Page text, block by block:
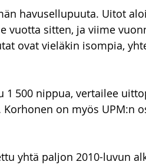
havusellupuuta. Uitot
vuotta sitten, ja viime
ovat vieläkin isompia,
1 500 nippua, vertailee
on myös UPM:n
yhtä paljon 2010-luvun